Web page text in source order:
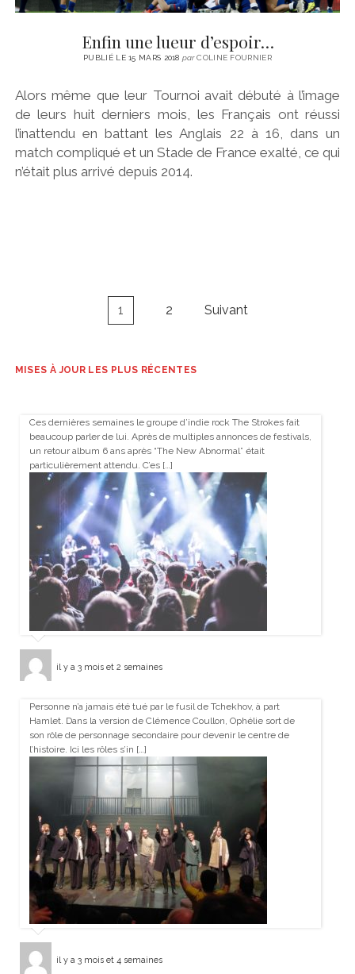
Enfin une lueur d’espoir…
PUBLIÉ LE 15 MARS 2018parCOLINE FOURNIER
Alors même que leur Tournoi avait débuté à l’image
de leurs huit derniers mois, les Français ont réussi
l’inattendu en battant les Anglais 22 à 16, dans un
match compliqué et un Stade de France exalté, ce qui
n’était plus arrivé depuis 2014.
1 2 Suivant
MISES À JOUR LES PLUS RÉCENTES
Ces dernières semaines le groupe d’indie rock The Strokes fait
beaucoup parler de lui. Après de multiples annonces de festivals,
un retour album 6 ans après “The New Abnormal” était
particulièrement attendu. C’es […]
il y a 3 mois et 2 semaines
Personne n’a jamais été tué par le fusil de Tchekhov, à part
Hamlet. Dans la version de Clémence Coullon, Ophélie sort de
son rôle de personnage secondaire pour devenir le centre de
l’histoire. Ici les rôles s’in […]
il y a 3 mois et 4 semaines